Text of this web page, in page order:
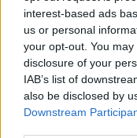
interest-based ads
us or personal
your opt-out. You
disclosure of your
IAB’s list of
also be disclosed by
Downstream